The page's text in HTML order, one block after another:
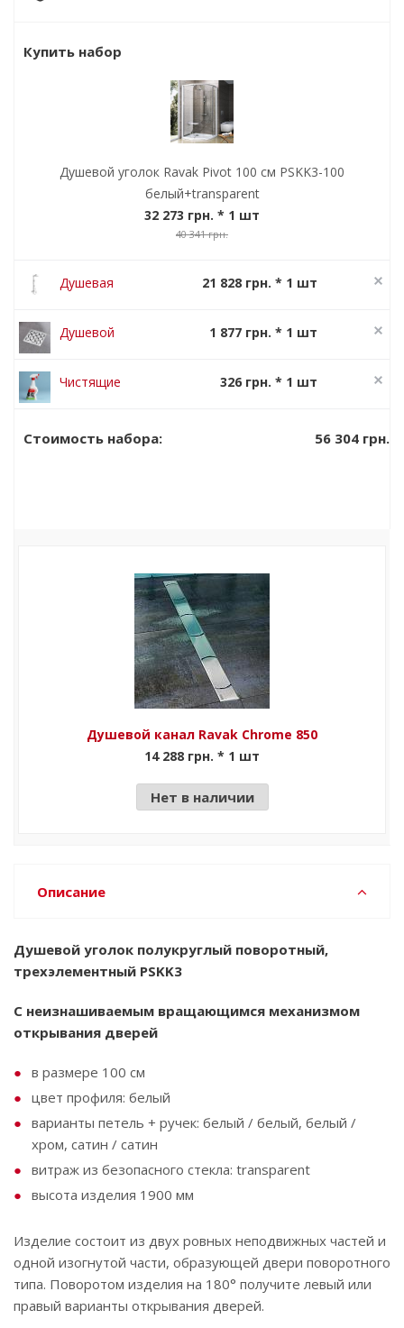
Купить набор
Душевой уголок Ravak Pivot 100 см PSKK3-100
белый+transparent
32 273 грн. * 1 шт
40 341 грн.
Душевая
Termo 300 TE
21 828 грн. * 1 шт
Душевой
SN 501
1 877 грн. * 1 шт
Чистящие
326 грн. * 1 шт
Стоимость набора: 56 304 грн.
Душевой канал Ravak Chrome 850
14 288 грн. * 1 шт
Нет в наличии
Описание
Душевой уголок полукруглый поворотный,
трехэлементный PSKK3
С неизнашиваемым вращающимся механизмом
открывания дверей
в размере 100 см
цвет профиля: белый
варианты петель + ручек: белый / белый, белый /
хром, сатин / сатин
витраж из безопасного стекла: transparent
высота изделия 1900 мм
Изделие состоит из двух ровных неподвижных частей и
одной изогнутой части, образующей двери поворотного
типа. Поворотом изделия на 180° получите левый или
правый варианты открывания дверей.